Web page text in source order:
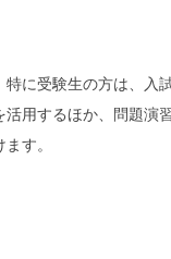
に受験生の方は、入
用するほか、問題演
す。